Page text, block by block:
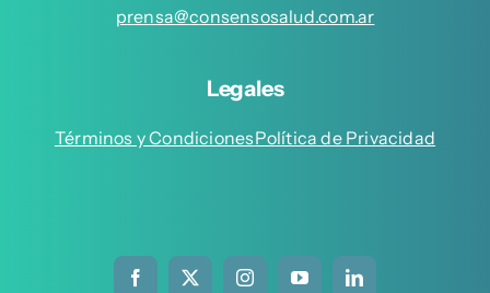
prensa@consensosalud.com.ar
Legales
Términos y CondicionesPolítica de Privacidad